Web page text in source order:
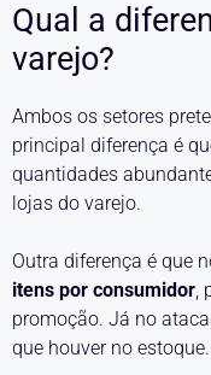
Qual a
varejo?
Ambos os setores
principal diferença é
quantidades
lojas do varejo.
Outra diferença é que
itens por consumidor,
promoção. Já no
que houver no estoque.